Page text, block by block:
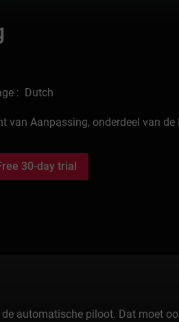
: Dutch
van Aanpassing, onderdeel van de
30-day trial
automatische piloot. Dat moet